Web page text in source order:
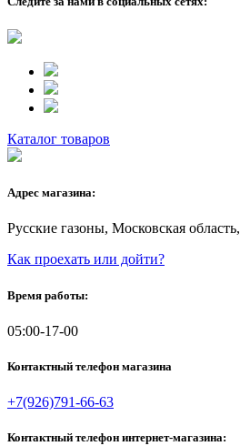
Каталог товаров
Адрес магазина:
Русские газоны, Московская
Как проехать или дойти?
Время работы:
05:00-17-00
Контактный телефон магазина
+7(926)791-66-63
Контактный телефон интернет-магазина: